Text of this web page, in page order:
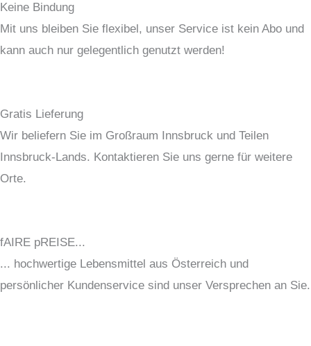
Keine Bindung
Mit uns bleiben Sie flexibel, unser Service ist kein Abo und
kann auch nur gelegentlich genutzt werden!
Gratis Lieferung
Wir beliefern Sie im Großraum Innsbruck und Teilen
Innsbruck-Lands. Kontaktieren Sie uns gerne für weitere
Orte.
fAIRE pREISE...
... hochwertige Lebensmittel aus Österreich und
persönlicher Kundenservice sind unser Versprechen an Sie.